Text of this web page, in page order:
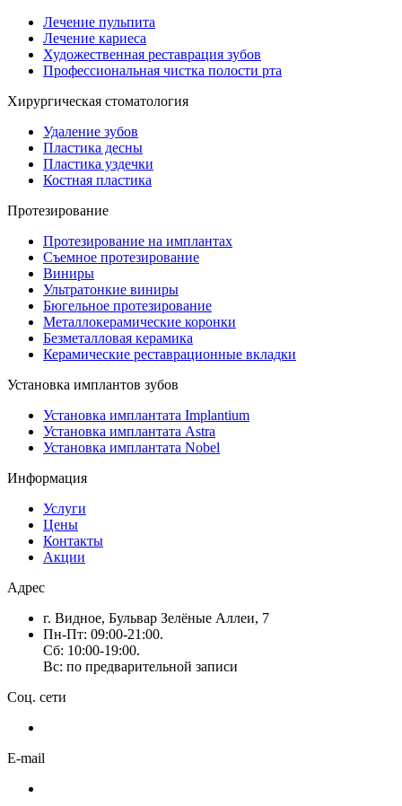
Лечение пульпита
Лечение кариеса
Художественная реставрация зубов
Профессиональная чистка полости рта
Хирургическая стоматология
Удаление зубов
Пластика десны
Пластика уздечки
Костная пластика
Протезирование
Протезирование на имплантах
Съемное протезирование
Виниры
Ультратонкие виниры
Бюгельное протезирование
Металлокерамические коронки
Безметалловая керамика
Керамические реставрационные вкладки
Установка имплантов зубов
Установка имплантата Implantium
Установка имплантата Astra
Установка имплантата Nobel
Информация
Услуги
Цены
Контакты
Акции
Адрес
г. Видное, Бульвар Зелёные Аллеи, 7
Пн-Пт: 09:00-21:00.
Сб: 10:00-19:00.
Вс: по предварительной записи
Соц. сети
E-mail